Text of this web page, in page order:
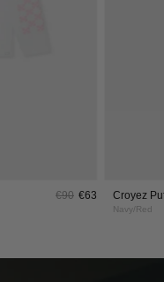
€90 €63 Croyez
Navy/Red